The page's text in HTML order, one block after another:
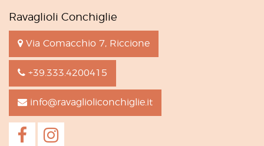
Ravaglioli Conchiglie
Via Comacchio 7, Riccione
+39.333.4200415
info@ravaglioliconchiglie.it